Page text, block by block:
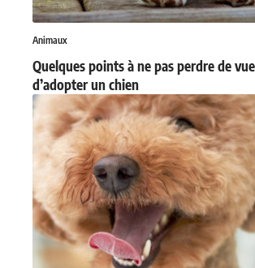
Animaux
Quelques points à ne pas perdre de
d’adopter un chien